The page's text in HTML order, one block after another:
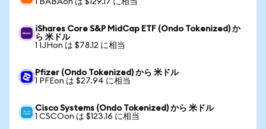
1 BABAon は $129.17 に相当
iShares Core S&P MidCap ETF (Ondo Tokenized) か
ら 米ドル
1 IJHon は $78.12 に相当
Pfizer (Ondo Tokenized) から 米ドル
1 PFEon は $27.94 に相当
Cisco Systems (Ondo Tokenized) から 米ドル
1 CSCOon は $123.16 に相当